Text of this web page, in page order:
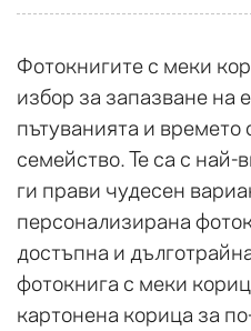
Фотокнигите с меки
избор за запазване на
пътуванията и времето
семейство. Те са с най-
ги прави чудесен
персонализирана
достъпна и
фотокнига с меки
картонена корица за